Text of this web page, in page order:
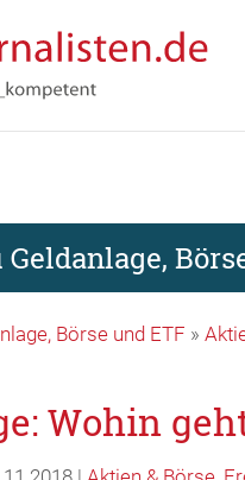
Börse und ETF »
Wohin